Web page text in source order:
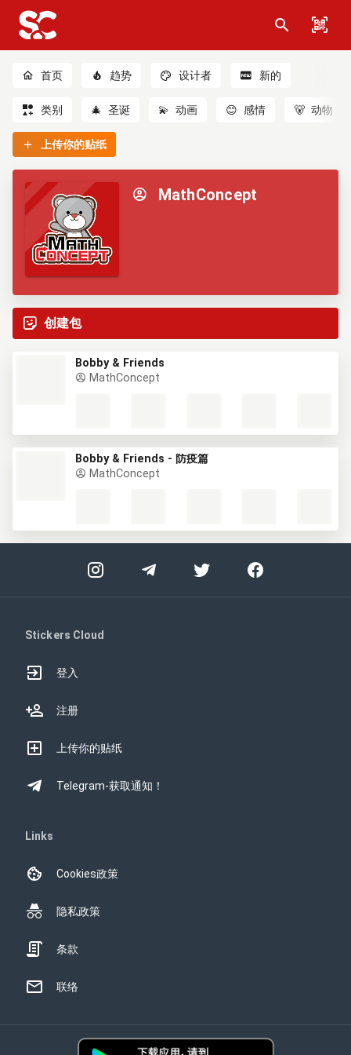
首页 趋势 设计者 新的
类别 🎄 圣诞 💫 动画 😊 感情 🐻 动物
上传你的贴纸
MathConcept
创建包
Bobby & Friends
MathConcept
Bobby & Friends - 防疫篇
MathConcept
Stickers Cloud
登入
注册
上传你的贴纸
Telegram-获取通知！
Links
Cookies政策
隐私政策
条款
联络